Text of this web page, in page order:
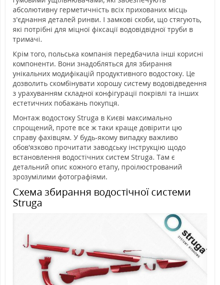
абсолютивну герметичність всіх прихованих місць
з'єднання деталей ринви. І замкові скоби, що стягують,
які потрібні для міцної фіксації водовідвідної труби в
тримачі.
Крім того, польська компанія передбачила інші корисні
компоненти. Вони знадобляться для збирання
унікальних модифікацій продуктивного водостоку. Це
дозволить скомбінувати хорошу систему водовідведення
з урахуванням складної конфігурації покрівлі та інших
естетичних побажань покупця.
Монтаж водостоку Struga в Києві максимально
спрощений, проте все ж таки краще довірити цю
справу фахівцям. У будь-якому випадку важливо
обов'язково прочитати заводську інструкцію щодо
встановлення водостічних систем Struga. Там є
детальний опис кожного етапу, проілюстрований
зрозумілими фотографіями.
Схема збирання водостічної системи
Struga